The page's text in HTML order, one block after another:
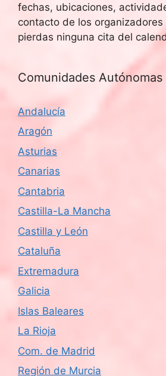
fechas, ubicaciones,
contacto de los
pierdas ninguna cita del
Comunidades Autónomas
Andalucía
Aragón
Asturias
Canarias
Cantabria
Castilla-La Mancha
Castilla y León
Cataluña
Extremadura
Galicia
Islas Baleares
La Rioja
Com. de Madrid
Región de Murcia